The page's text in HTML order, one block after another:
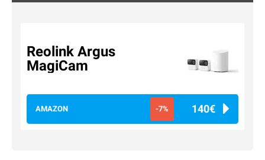
Reolink Argus
MagiCam
AMAZON -7% 140€